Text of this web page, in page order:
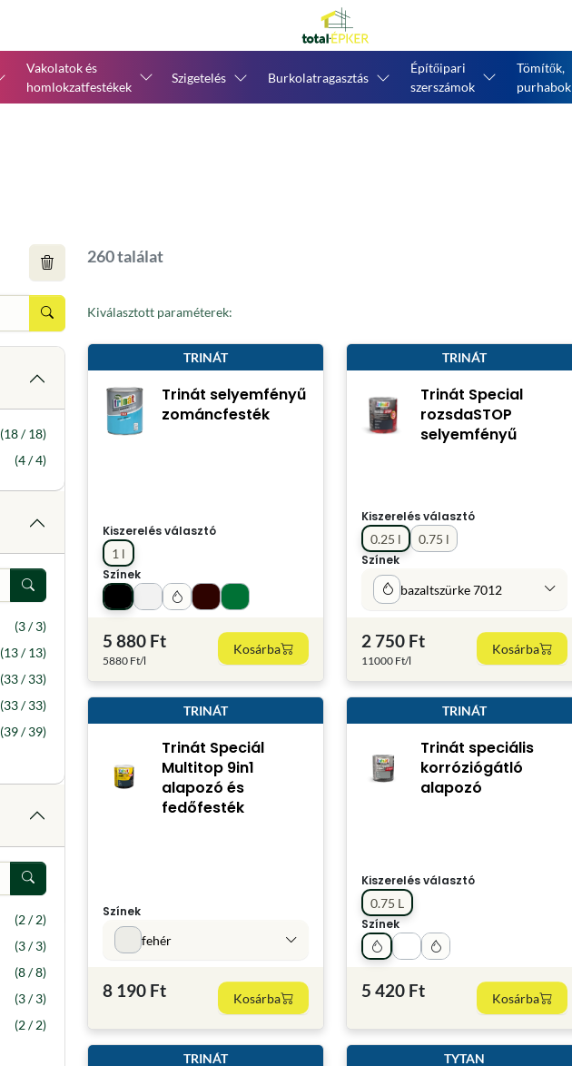
Vakolatok és
homlokzatfestékek
Szigetelés Burkolatragasztás
Építőipari
szerszámok
Tömítők,
purhabok
(18 / 18)
(4 / 4)
(3 / 3)
(13 / 13)
(33 / 33)
(33 / 33)
(39 / 39)
(2 / 2)
(3 / 3)
(8 / 8)
(3 / 3)
(2 / 2)
260 találat
Kiválasztott paraméterek:
TRINÁT
Trinát selyemfényű
zománcfesték
Kiszerelés választó
1 l
Színek
5 880 Ft
5880 Ft/l
Kosárba
TRINÁT
Trinát Special
rozsdaSTOP
selyemfényű
Kiszerelés választó
0.25 l
0.75 l
Színek
bazaltszürke 7012
2 750 Ft
11000 Ft/l
Kosárba
TRINÁT
Trinát Speciál
Multitop 9in1
alapozó és
fedőfesték
Színek
fehér
8 190 Ft Kosárba
TRINÁT
Trinát speciális
korróziógátló
alapozó
Kiszerelés választó
0.75 L
Színek
5 420 Ft Kosárba
TRINÁT TYTAN